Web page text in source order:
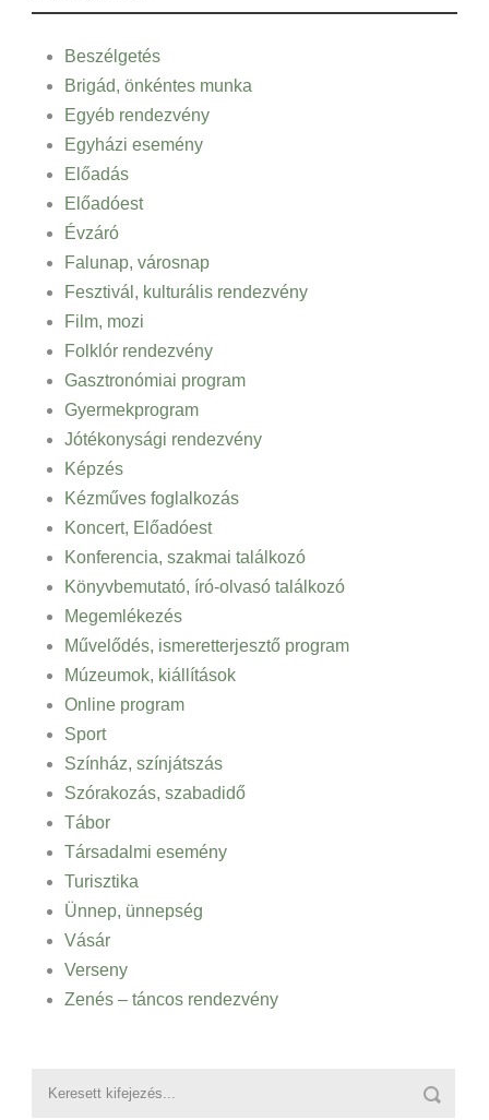
Beszélgetés
Brigád, önkéntes munka
Egyéb rendezvény
Egyházi esemény
Előadás
Előadóest
Évzáró
Falunap, városnap
Fesztivál, kulturális rendezvény
Film, mozi
Folklór rendezvény
Gasztronómiai program
Gyermekprogram
Jótékonysági rendezvény
Képzés
Kézműves foglalkozás
Koncert, Előadóest
Konferencia, szakmai találkozó
Könyvbemutató, író-olvasó találkozó
Megemlékezés
Művelődés, ismeretterjesztő program
Múzeumok, kiállítások
Online program
Sport
Színház, színjátszás
Szórakozás, szabadidő
Tábor
Társadalmi esemény
Turisztika
Ünnep, ünnepség
Vásár
Verseny
Zenés – táncos rendezvény